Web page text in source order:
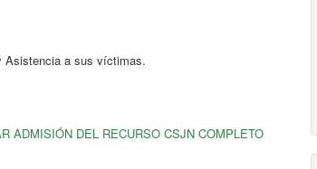
Asistencia a sus víctimas.
ADMISIÓN DEL RECURSO CSJN COMPLETO